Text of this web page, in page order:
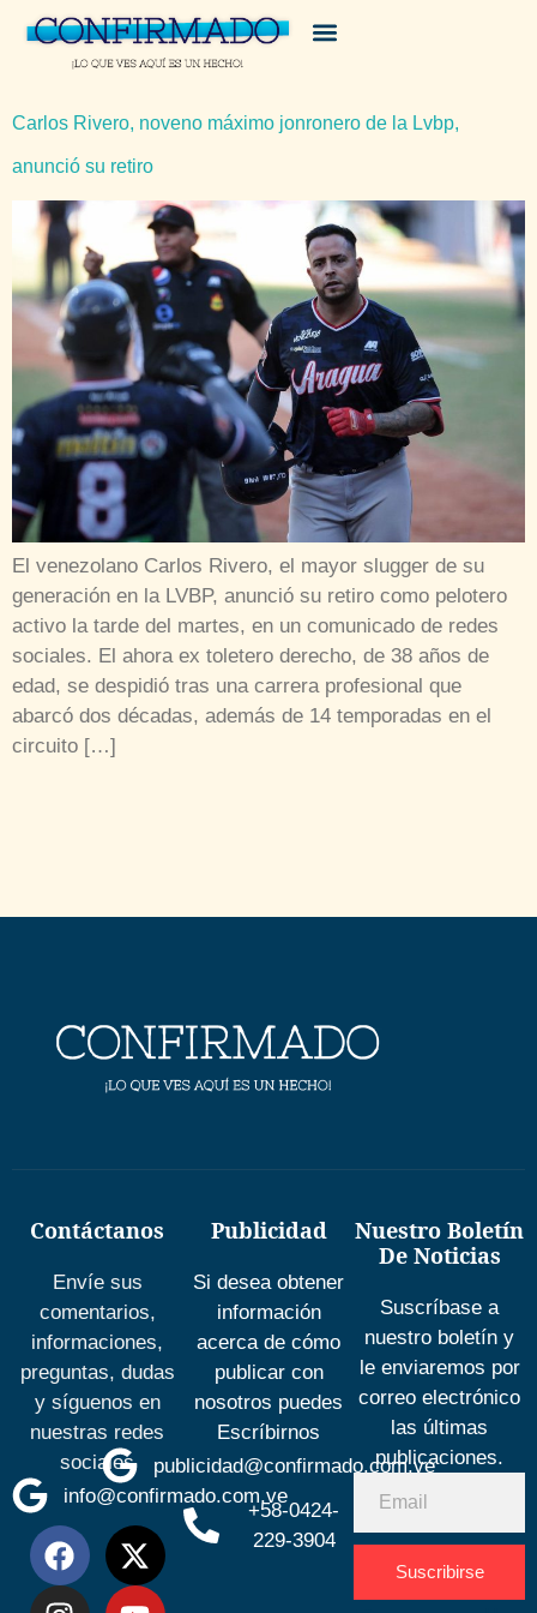
Carlos Rivero, noveno máximo jonronero de la Lvbp,
anunció su retiro
El venezolano Carlos Rivero, el mayor slugger de su
generación en la LVBP, anunció su retiro como pelotero
activo la tarde del martes, en un comunicado de redes
sociales. El ahora ex toletero derecho, de 38 años de
edad, se despidió tras una carrera profesional que
abarcó dos décadas, además de 14 temporadas en el
circuito […]
Contáctanos
Envíe sus
comentarios,
informaciones,
preguntas, dudas
y síguenos en
nuestras redes
sociales
info@confirmado.com.ve
Publicidad
Si desea obtener
información
acerca de cómo
publicar con
nosotros puedes
Escríbirnos
publicidad@confirmado.com.ve
+58-0424-
229-3904
Nuestro Boletín
De Noticias
Suscríbase a
nuestro boletín y
le enviaremos por
correo electrónico
las últimas
publicaciones.
Suscribirse